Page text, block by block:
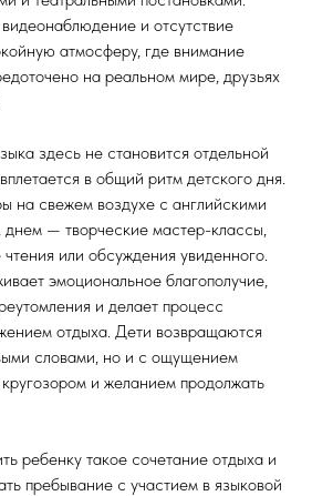
и отсутствие
атмосферу, где внимание
на реальном мире, друзьях
здесь не становится отдельной
в общий ритм детского дня.
на свежем воздухе с английскими
— творческие мастер-классы,
или обсуждения увиденного.
эмоциональное благополучие,
и делает процесс
отдыха. Дети возвращаются
словами, но и с ощущением
и желанием продолжать
ребенку такое сочетание отдыха и
пребывание с участием в языковой